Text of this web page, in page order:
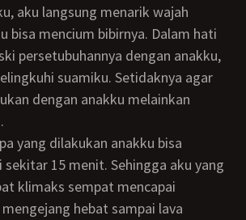
aku langsung menarik wajah
bisa mencium bibirnya. Dalam hati
persetubuhannya dengan anakku,
suamiku. Setidaknya agar
dengan anakku melainkan
sekitar 15 menit. Sehingga aku yang
klimaks sempat mencapai
hebat sampai lava